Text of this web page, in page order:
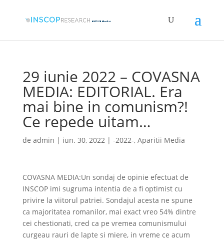
29 iunie 2022 – COVASNA
MEDIA: EDITORIAL. Era
mai bine in comunism?!
Ce repede uitam…
de admin | iun. 30, 2022| -2022-, Aparitii Media
COVASNA MEDIA:Un sondaj de opinie efectuat de
INSCOP imi sugruma intentia de a fi optimist cu
privire la viitorul patriei. Sondajul acesta ne spune
ca majoritatea romanilor, mai exact vreo 54% dintre
cei chestionati, cred ca pe vremea comunismului
curgeau rauri de lapte si miere, in vreme ce acum